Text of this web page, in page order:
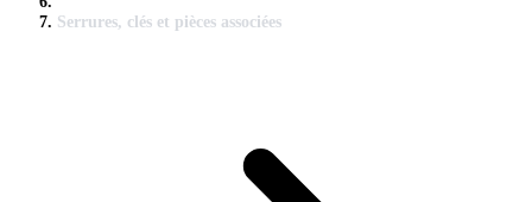
Serrures, clés et pièces associées